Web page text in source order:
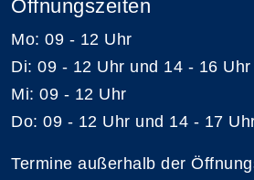
Öffnungszeiten
Mo: 09 - 12 Uhr
Di: 09 - 12 Uhr und 14 - 16 Uhr
Mi: 09 - 12 Uhr
Do: 09 - 12 Uhr und 14 - 17
Termine außerhalb der